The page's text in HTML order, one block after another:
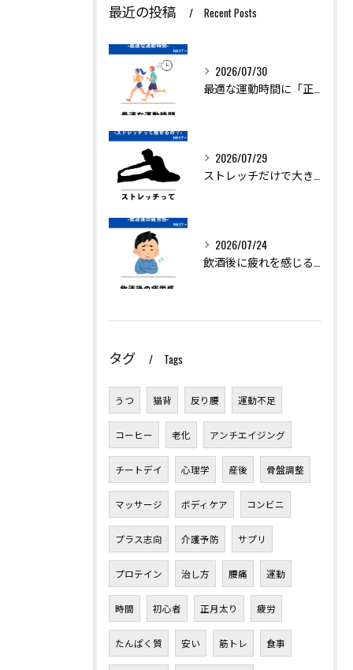
最近の投稿 Recent Posts
2026/07/30
最適な運動時間に「正解」はありません。
2026/07/29
ストレッチだけで大きく痩せることは難しいですが、ダイエットを...
2026/07/24
飲酒後に疲れを感じるのは、アルコールの分解に多くのエネルギー...
タグ Tags
うつ 猫背 反り腰 運動不足
コーヒー 老化 アンチエイジング
チートデイ 心理学 産後 骨盤調整
マッサージ ボディケア コンビニ
プラス志向 介護予防 サプリ
プロテイン 治し方 腰痛 運動
時間 初心者 正月太り 疲労
たんぱく質 安い 筋トレ 食事